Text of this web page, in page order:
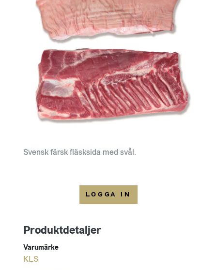
Svensk färsk fläsksida med svål.
LOGGA IN
Produktdetaljer
Varumärke
KLS